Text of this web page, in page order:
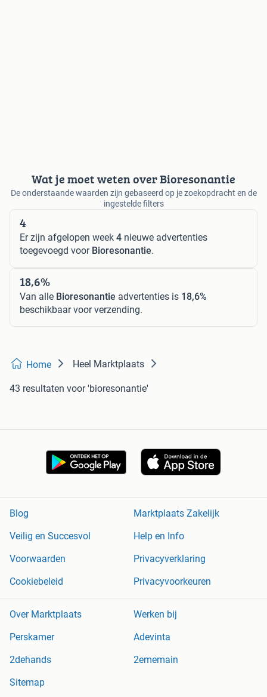
Wat je moet weten over Bioresonantie
De onderstaande waarden zijn gebaseerd op je zoekopdracht en de
ingestelde filters
4
Er zijn afgelopen week 4 nieuwe advertenties
toegevoegd voor Bioresonantie.
18,6%
Van alle Bioresonantie advertenties is 18,6%
beschikbaar voor verzending.
Home Heel Marktplaats
43 resultaten voor 'bioresonantie'
Blog
Marktplaats Zakelijk
Veilig en Succesvol
Help en Info
Voorwaarden
Privacyverklaring
Cookiebeleid
Privacyvoorkeuren
Over Marktplaats
Werken bij
Perskamer
Adevinta
2dehands
2ememain
Sitemap